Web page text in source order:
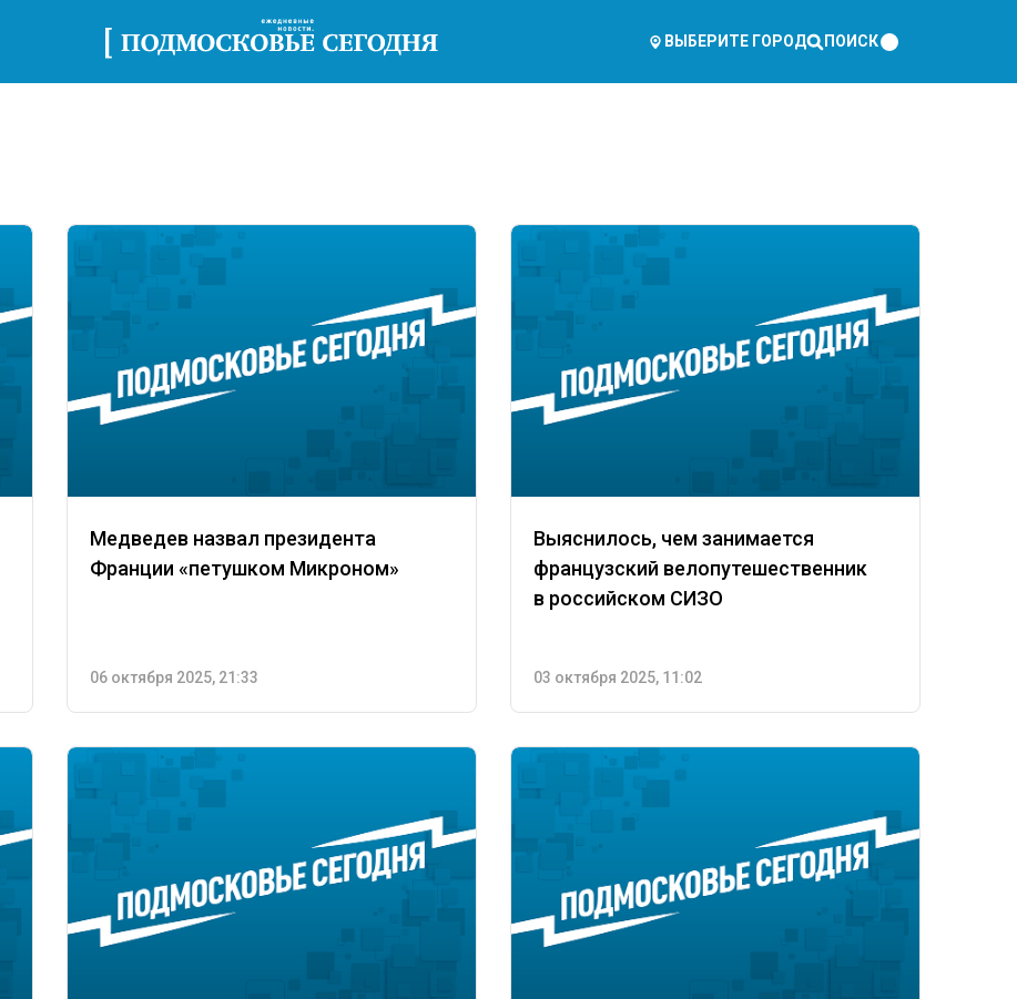
ВЫБЕРИТЕ ГОРОД ПОИСК
Медведев назвал президента
Франции «петушком Микроном»
06 октября 2025, 21:33
Выяснилось, чем занимается
французский велопутешественник
в российском СИЗО
03 октября 2025, 11:02